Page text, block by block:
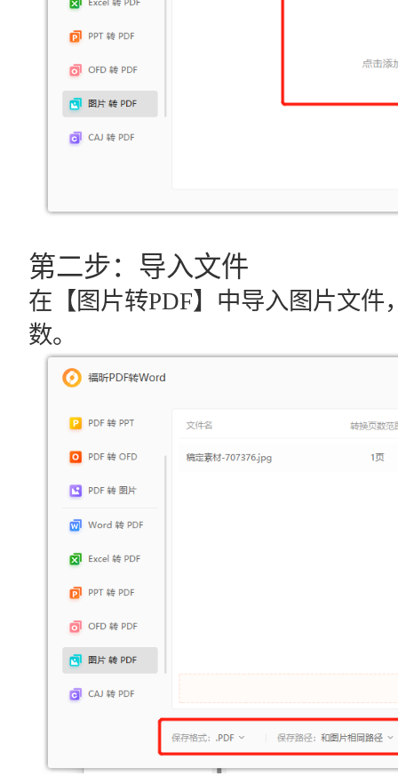
第二步：导入文件
在【图片转PDF】中导入图片文
数。